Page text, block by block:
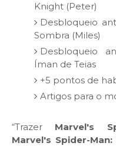
Knight (Peter)
Desbloqueio
Sombra (Miles)
Desbloqueio
Íman de Teias
+5 pontos de
Artigos para o
“Trazer Marvel's
Marvel's Spider-